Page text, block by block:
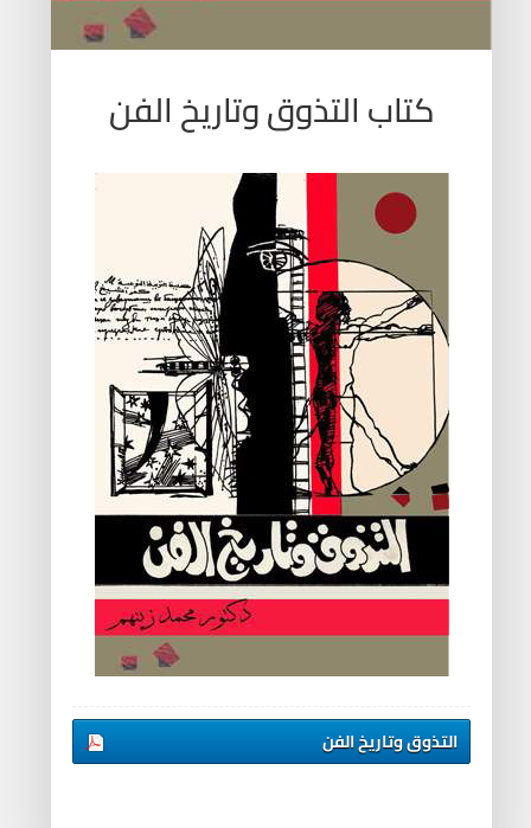
كتاب التذوق وتاريخ الفن
التذوق وتاريخ الفن